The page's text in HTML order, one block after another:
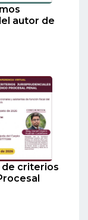
autor de
de criterios